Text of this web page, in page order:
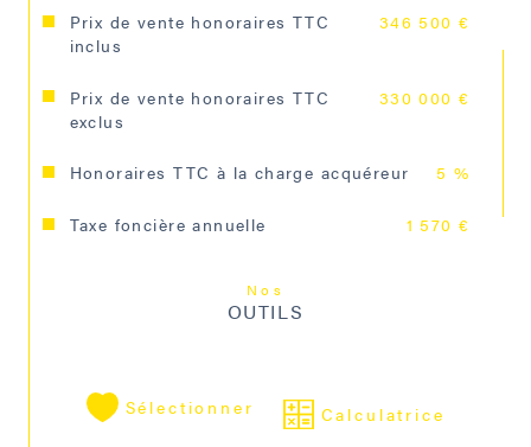
Les informations sur les risques auxquels ce
bien est exposé sont disponibles sur le site
Prix : 346.500€ (330.000 € + 16.500 €
Prix de vente honoraires TTC
inclus
346 500 €
Prix de vente honoraires TTC
exclus
330 000 €
Honoraires TTC à la charge acquéreur 5 %
Taxe foncière annuelle 1 570 €
Nos
OUTILS
Sélectionner Calculatrice